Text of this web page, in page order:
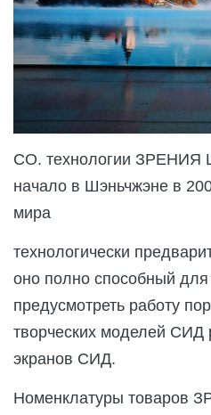
CO. технологии ЗРЕНИЯ
начало в Шэньчжэне в
мира
технологически
оно полно способный для
предусмотреть работу
творческих моделей СИД
экранов СИД.
Номенклатуры товаров